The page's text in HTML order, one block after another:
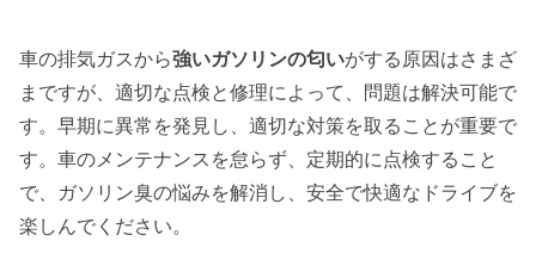
車の排気ガスから強いガソリンの匂いがする原因はさまざ
まですが、適切な点検と修理によって、問題は解決可能で
す。早期に異常を発見し、適切な対策を取ることが重要で
す。車のメンテナンスを怠らず、定期的に点検すること
で、ガソリン臭の悩みを解消し、安全で快適なドライブを
楽しんでください。